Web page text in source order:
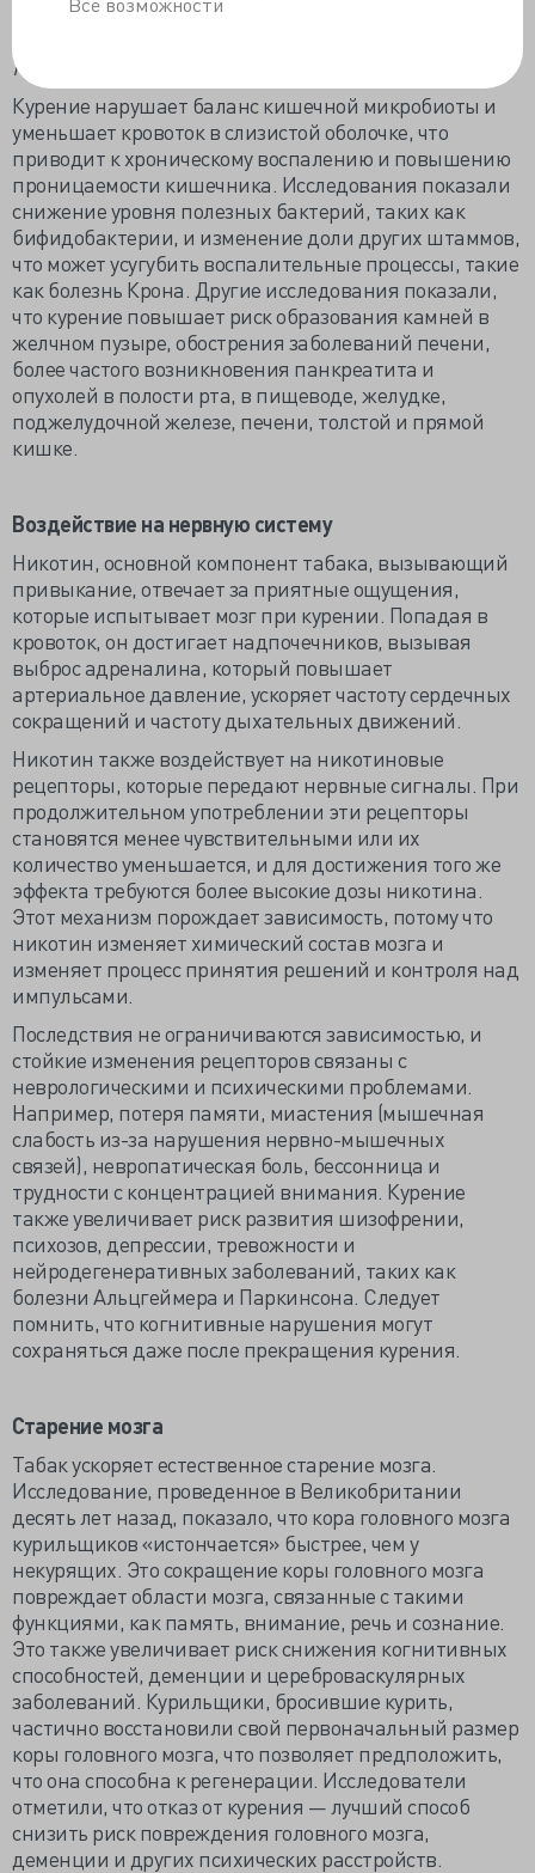
пептических язв в желудке и кишечнике, препятствуя
Helicobacter pylori.
Курение нарушает баланс кишечной микробиоты и
уменьшает кровоток в слизистой оболочке, что
приводит к хроническому воспалению и повышению
проницаемости кишечника. Исследования показали
снижение уровня полезных бактерий, таких как
бифидобактерии, и изменение доли других штаммов,
что может усугубить воспалительные процессы, такие
как болезнь Крона. Другие исследования показали,
что курение повышает риск образования камней в
желчном пузыре, обострения заболеваний печени,
более частого возникновения панкреатита и
опухолей в полости рта, в пищеводе, желудке,
поджелудочной железе, печени, толстой и прямой
кишке.
Воздействие на нервную систему
Никотин, основной компонент табака, вызывающий
привыкание, отвечает за приятные ощущения,
которые испытывает мозг при курении. Попадая в
кровоток, он достигает надпочечников, вызывая
выброс адреналина, который повышает
артериальное давление, ускоряет частоту сердечных
сокращений и частоту дыхательных движений.
Никотин также воздействует на никотиновые
рецепторы, которые передают нервные сигналы. При
продолжительном употреблении эти рецепторы
становятся менее чувствительными или их
количество уменьшается, и для достижения того же
эффекта требуются более высокие дозы никотина.
Этот механизм порождает зависимость, потому что
никотин изменяет химический состав мозга и
изменяет процесс принятия решений и контроля над
импульсами.
Последствия не ограничиваются зависимостью, и
стойкие изменения рецепторов связаны с
неврологическими и психическими проблемами.
Например, потеря памяти, миастения (мышечная
слабость из-за нарушения нервно-мышечных
связей), невропатическая боль, бессонница и
трудности с концентрацией внимания. Курение
также увеличивает риск развития шизофрении,
психозов, депрессии, тревожности и
нейродегенеративных заболеваний, таких как
болезни Альцгеймера и Паркинсона. Следует
помнить, что когнитивные нарушения могут
сохраняться даже после прекращения курения.
Старение мозга
Табак ускоряет естественное старение мозга.
Исследование, проведенное в Великобритании
десять лет назад, показало, что кора головного мозга
курильщиков «истончается» быстрее, чем у
некурящих. Это сокращение коры головного мозга
повреждает области мозга, связанные с такими
функциями, как память, внимание, речь и сознание.
Это также увеличивает риск снижения когнитивных
способностей, деменции и цереброваскулярных
заболеваний. Курильщики, бросившие курить,
частично восстановили свой первоначальный размер
коры головного мозга, что позволяет предположить,
что она способна к регенерации. Исследователи
отметили, что отказ от курения — лучший способ
снизить риск повреждения головного мозга,
деменции и других психических расстройств.